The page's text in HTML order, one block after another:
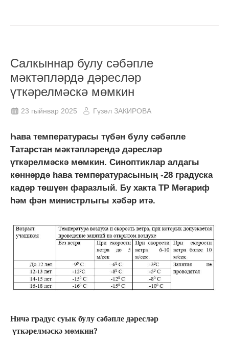
Салкыннар булу сәбәпле
мәктәпләрдә дәресләр
үткәрелмәскә мөмкин
23 гыйнвар 2025 Гүзәл ЗАКИРОВА
Һава температурасы түбән булу сәбәпле
Татарстан мәктәпләрендә дәресләр
үткәрелмәскә мөмкин. Синоптиклар алдагы
көннәрдә һава температурасының -28 градуска
кадәр төшүен фаразлый. Бу хакта ТР Мәгариф
һәм фән министрлыгы хәбәр итә.
Ничә градус суык булу сәбәпле дәресләр
үткәрелмәскә мөмкин?